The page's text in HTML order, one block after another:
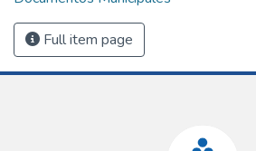
Full item page